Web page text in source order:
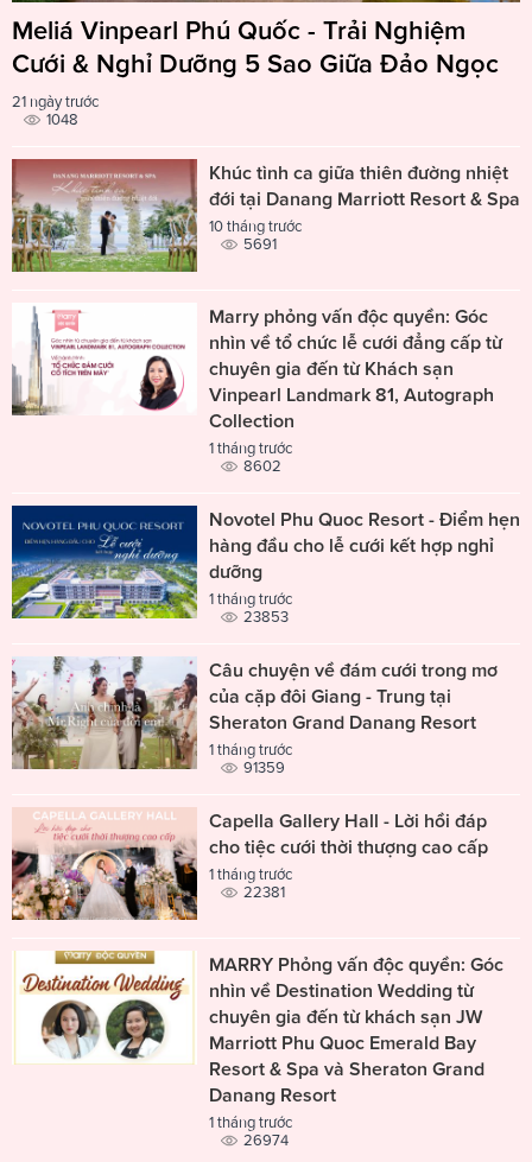
Meliá Vinpearl Phú Quốc - Trải Nghiệm
Cưới & Nghỉ Dưỡng 5 Sao Giữa Đảo Ngọc
21 ngày trước
1048
Khúc tình ca giữa thiên đường nhiệt
đới tại Danang Marriott Resort & Spa
10 tháng trước
5691
Marry phỏng vấn độc quyền: Góc
nhìn về tổ chức lễ cưới đẳng cấp từ
chuyên gia đến từ Khách sạn
Vinpearl Landmark 81, Autograph
Collection
1 tháng trước
8602
Novotel Phu Quoc Resort - Điểm hẹn
hàng đầu cho lễ cưới kết hợp nghỉ
dưỡng
1 tháng trước
23853
Câu chuyện về đám cưới trong mơ
của cặp đôi Giang - Trung tại
Sheraton Grand Danang Resort
1 tháng trước
91359
Capella Gallery Hall - Lời hồi đáp
cho tiệc cưới thời thượng cao cấp
1 tháng trước
22381
MARRY Phỏng vấn độc quyền: Góc
nhìn về Destination Wedding từ
chuyên gia đến từ khách sạn JW
Marriott Phu Quoc Emerald Bay
Resort & Spa và Sheraton Grand
Danang Resort
1 tháng trước
26974